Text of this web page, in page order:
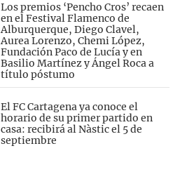
Los premios ‘Pencho Cros’ recaen
en el Festival Flamenco de
Alburquerque, Diego Clavel,
Aurea Lorenzo, Chemi López,
Fundación Paco de Lucía y en
Basilio Martínez y Ángel Roca a
título póstumo
El FC Cartagena ya conoce el
horario de su primer partido en
casa: recibirá al Nàstic el 5 de
septiembre